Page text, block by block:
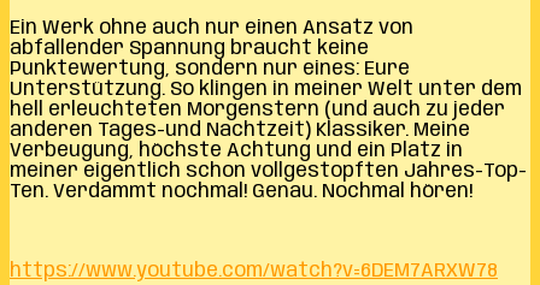
Ein Werk ohne auch nur einen Ansatz von
abfallender Spannung braucht keine
Punktewertung, sondern nur eines: Eure
Unterstützung. So klingen in meiner Welt unter dem
hell erleuchteten Morgenstern (und auch zu jeder
anderen Tages-und Nachtzeit) Klassiker. Meine
Verbeugung, höchste Achtung und ein Platz in
meiner eigentlich schon vollgestopften Jahres-Top-
Ten. Verdammt nochmal! Genau. Nochmal hören!
https://www.youtube.com/watch?v=6DEM7ARXW78